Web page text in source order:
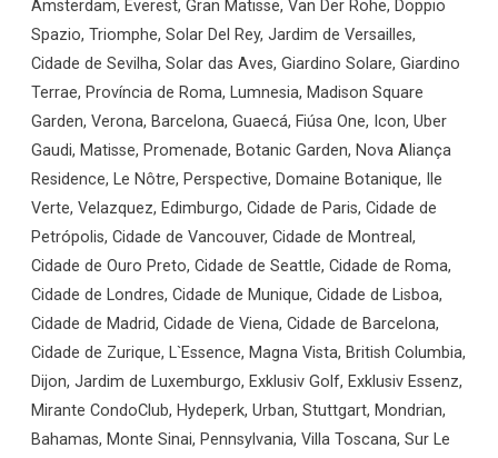
Amsterdam, Everest, Gran Matisse, Van Der Rohe, Doppio
Spazio, Triomphe, Solar Del Rey, Jardim de Versailles,
Cidade de Sevilha, Solar das Aves, Giardino Solare, Giardino
Terrae, Província de Roma, Lumnesia, Madison Square
Garden, Verona, Barcelona, Guaecá, Fiúsa One, Icon, Uber
Gaudi, Matisse, Promenade, Botanic Garden, Nova Aliança
Residence, Le Nôtre, Perspective, Domaine Botanique, Ile
Verte, Velazquez, Edimburgo, Cidade de Paris, Cidade de
Petrópolis, Cidade de Vancouver, Cidade de Montreal,
Cidade de Ouro Preto, Cidade de Seattle, Cidade de Roma,
Cidade de Londres, Cidade de Munique, Cidade de Lisboa,
Cidade de Madrid, Cidade de Viena, Cidade de Barcelona,
Cidade de Zurique, L`Essence, Magna Vista, British Columbia,
Dijon, Jardim de Luxemburgo, Exklusiv Golf, Exklusiv Essenz,
Mirante CondoClub, Hydeperk, Urban, Stuttgart, Mondrian,
Bahamas, Monte Sinai, Pennsylvania, Villa Toscana, Sur Le